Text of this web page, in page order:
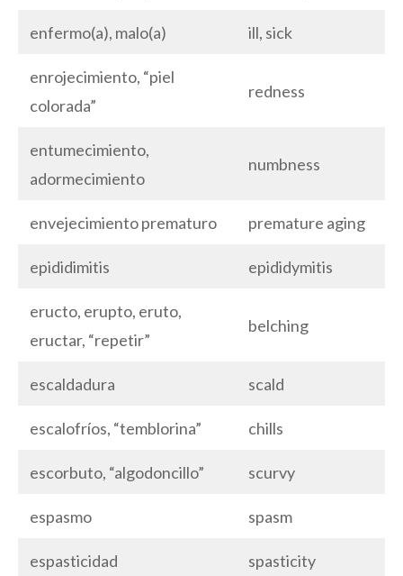
enfermo(a), malo(a) ill, sick
enrojecimiento, “piel
colorada”
redness
entumecimiento,
adormecimiento
numbness
envejecimiento prematuro premature aging
epididimitis epididymitis
eructo, erupto, eruto,
eructar, “repetir”
belching
escaldadura scald
escalofríos, “temblorina” chills
escorbuto, “algodoncillo” scurvy
espasmo spasm
espasticidad spasticity